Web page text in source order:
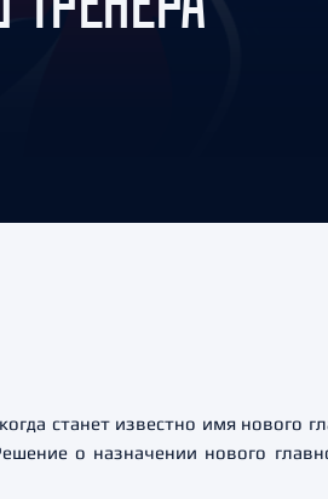
станет известно имя нового
о назначении нового